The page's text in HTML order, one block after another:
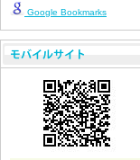
Google Bookmarks